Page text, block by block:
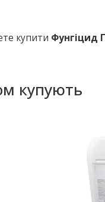
купити Фунгіцид
купують